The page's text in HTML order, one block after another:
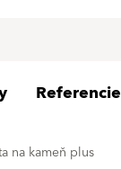
Referencie
na kameň plus